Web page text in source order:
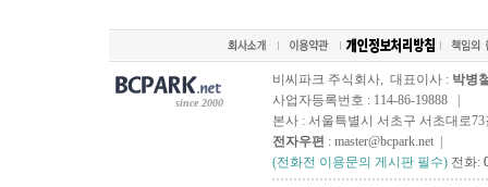
since 2000
비씨파크 주식회사, 대표이사 : 박병
사업자등록번호 : 114-86-19888 |
본사 : 서울특별시 서초구 서초대로73
전자우편 : master@bcpark.net |
(전화전 이용문의 게시판 필수) 전화: